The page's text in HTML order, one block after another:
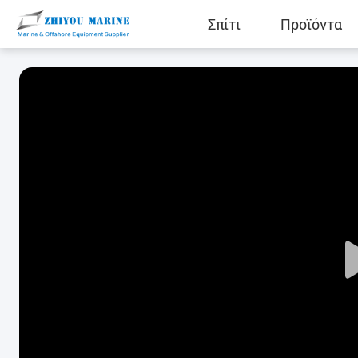
Σπίτι Προϊόντα